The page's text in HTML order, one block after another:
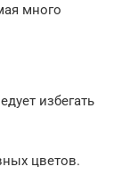
много
избегать
цветов.